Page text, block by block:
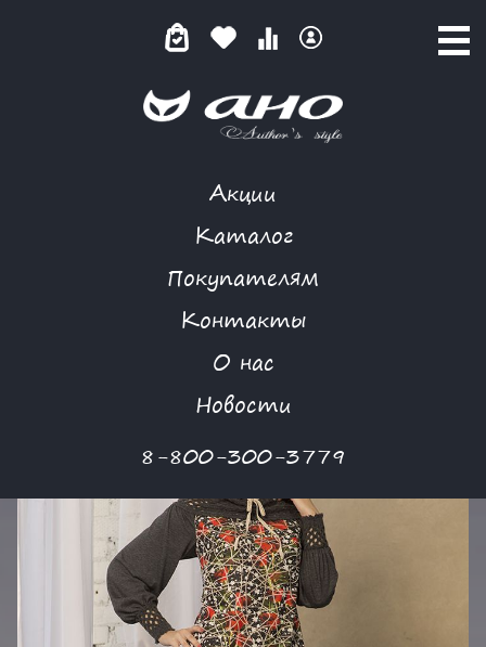
Акции
Каталог
Покупателям
Контакты
О нас
Новости
8-800-300-3779
САДЫ МЕЛИАН